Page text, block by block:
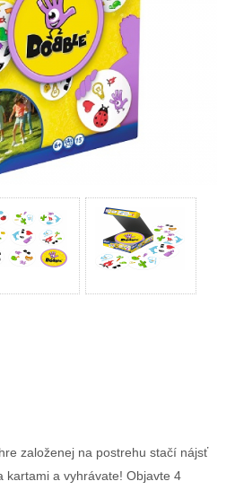
založenej na postrehu stačí nájsť
kartami a vyhrávate! Objavte 4